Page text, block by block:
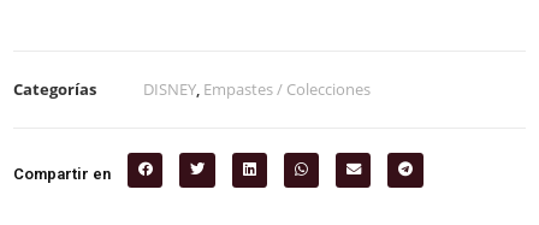
Categorías DISNEY, Empastes / Colecciones
Compartir en